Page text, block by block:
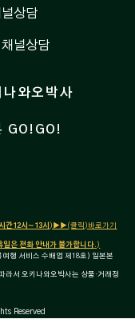
상담
널상담
나와오박사
GO!GO!
간12시~13시 )▶▶(클릭)바로가기
일은 전화 안내가 불가합니다 .)
행 서비스 수배업 제18호) 일본본
라서 오키나와오박사는 상품·거래정
Reserved